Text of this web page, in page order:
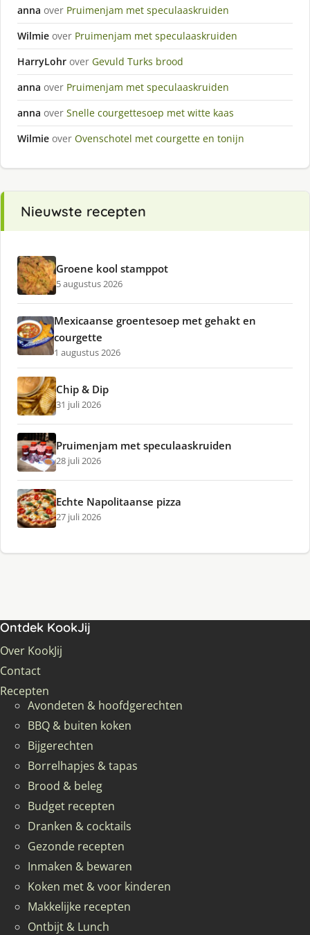
anna over Pruimenjam met speculaaskruiden
Wilmie over Pruimenjam met speculaaskruiden
HarryLohr over Gevuld Turks brood
anna over Pruimenjam met speculaaskruiden
anna over Snelle courgettesoep met witte kaas
Wilmie over Ovenschotel met courgette en tonijn
Nieuwste recepten
Groene kool stamppot
5 augustus 2026
Mexicaanse groentesoep met gehakt en
courgette
1 augustus 2026
Chip & Dip
31 juli 2026
Pruimenjam met speculaaskruiden
28 juli 2026
Echte Napolitaanse pizza
27 juli 2026
Ontdek KookJij
Over KookJij
Contact
Recepten
Avondeten & hoofdgerechten
BBQ & buiten koken
Bijgerechten
Borrelhapjes & tapas
Brood & beleg
Budget recepten
Dranken & cocktails
Gezonde recepten
Inmaken & bewaren
Koken met & voor kinderen
Makkelijke recepten
Ontbijt & Lunch